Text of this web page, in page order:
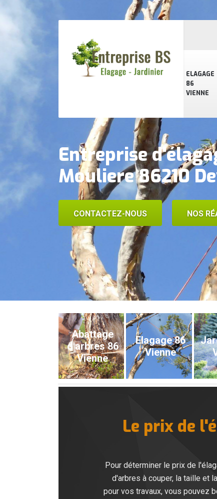
ELAGAGE
86
VIENNE
Entreprise
Mouliere 86210
CONTACTEZ-NOUS NOS
Abattage
d'arbres 86
Vienne
Elagage 86
Vienne
Le prix de
Pour déterminer le prix de
d'arbres à couper, la taille et
pour vos travaux, vous pouvez